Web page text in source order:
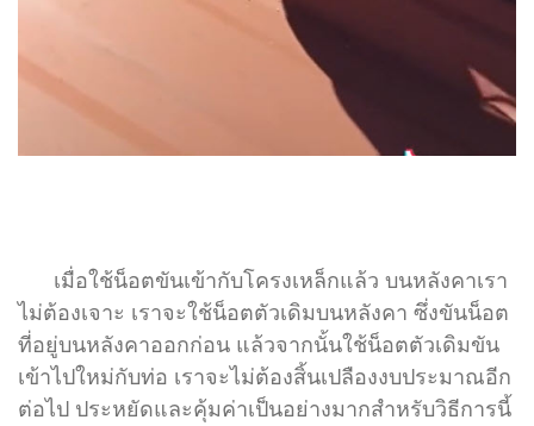
เมื่อใช้น็อตขันเข้ากับโครงเหล็กแล้ว บนหลังคาเรา
ไม่ต้องเจาะ เราจะใช้น็อตตัวเดิมบนหลังคา ซึ่งขันน็อต
ที่อยู่บนหลังคาออกก่อน แล้วจากนั้นใช้น็อตตัวเดิมขัน
เข้าไปใหม่กับท่อ เราจะไม่ต้องสิ้นเปลืองงบประมาณอีก
ต่อไป ประหยัดและคุ้มค่าเป็นอย่างมากสำหรับวิธีการนี้